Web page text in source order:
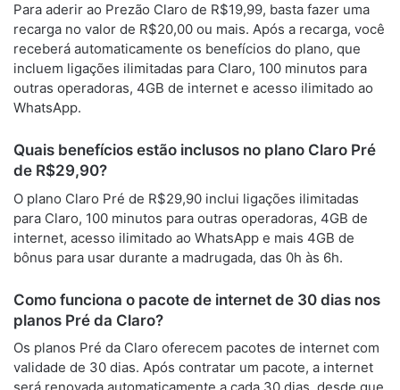
Para aderir ao Prezão Claro de R$19,99, basta fazer uma
recarga no valor de R$20,00 ou mais. Após a recarga, você
receberá automaticamente os benefícios do plano, que
incluem ligações ilimitadas para Claro, 100 minutos para
outras operadoras, 4GB de internet e acesso ilimitado ao
WhatsApp.
Quais benefícios estão inclusos no plano Claro Pré
de R$29,90?
O plano Claro Pré de R$29,90 inclui ligações ilimitadas
para Claro, 100 minutos para outras operadoras, 4GB de
internet, acesso ilimitado ao WhatsApp e mais 4GB de
bônus para usar durante a madrugada, das 0h às 6h.
Como funciona o pacote de internet de 30 dias nos
planos Pré da Claro?
Os planos Pré da Claro oferecem pacotes de internet com
validade de 30 dias. Após contratar um pacote, a internet